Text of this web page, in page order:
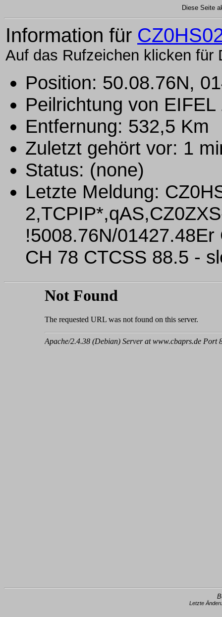
Diese Seite
Information für
Auf das Rufzeichen klicken für
Position: 50.08.76N,
Peilrichtung von
Entfernung: 532,5 Km
Zuletzt gehört vor: 1
Status: (none)
Letzte Meldung:
!5008.76N/
CH 78 CTCSS 88.5 -
Letzte